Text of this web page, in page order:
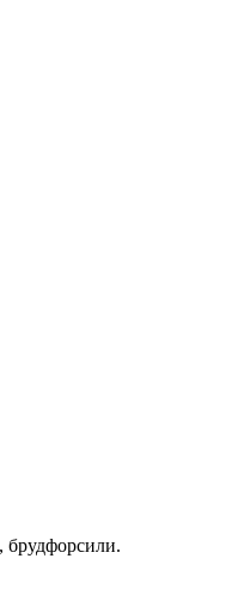
брудфорсили.